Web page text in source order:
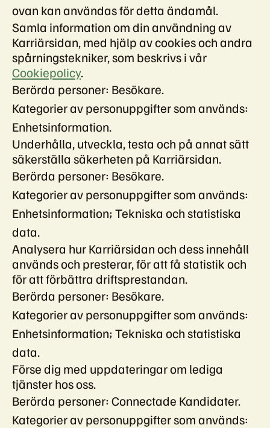
ovan kan användas för detta ändamål.
Samla information om din användning av
Karriärsidan, med hjälp av cookies och andra
spårningstekniker, som beskrivs i vår
Cookiepolicy.
Berörda personer: Besökare.
Kategorier av personuppgifter som används:
Enhetsinformation.
Underhålla, utveckla, testa och på annat sätt
säkerställa säkerheten på Karriärsidan.
Berörda personer: Besökare.
Kategorier av personuppgifter som används:
Enhetsinformation; Tekniska och statistiska
data.
Analysera hur Karriärsidan och dess innehåll
används och presterar, för att få statistik och
för att förbättra driftsprestandan.
Berörda personer: Besökare.
Kategorier av personuppgifter som används:
Enhetsinformation; Tekniska och statistiska
data.
Förse dig med uppdateringar om lediga
tjänster hos oss.
Berörda personer: Connectade Kandidater.
Kategorier av personuppgifter som används: